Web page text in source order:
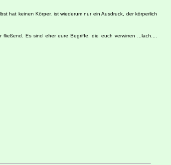
hat keinen Körper, ist wiederum nur ein Ausdruck, der körperlich
Es sind eher eure Begriffe, die euch verwirren ...lach....